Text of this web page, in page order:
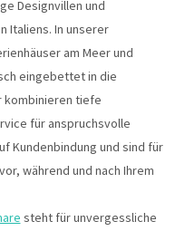
Designvillen und
Italiens. In unserer
am Meer und
eingebettet in die
kombinieren tiefe
für anspruchsvolle
Kundenbindung und sind für
während und nach Ihrem
steht für unvergessliche